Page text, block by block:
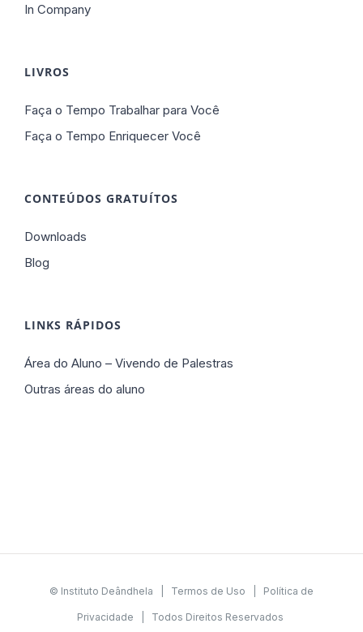
In Company
LIVROS
Faça o Tempo Trabalhar para Você
Faça o Tempo Enriquecer Você
CONTEÚDOS GRATUÍTOS
Downloads
Blog
LINKS RÁPIDOS
Área do Aluno – Vivendo de Palestras
Outras áreas do aluno
© Instituto Deândhela | Termos de Uso Política de
Privacidade | Todos Direitos Reservados